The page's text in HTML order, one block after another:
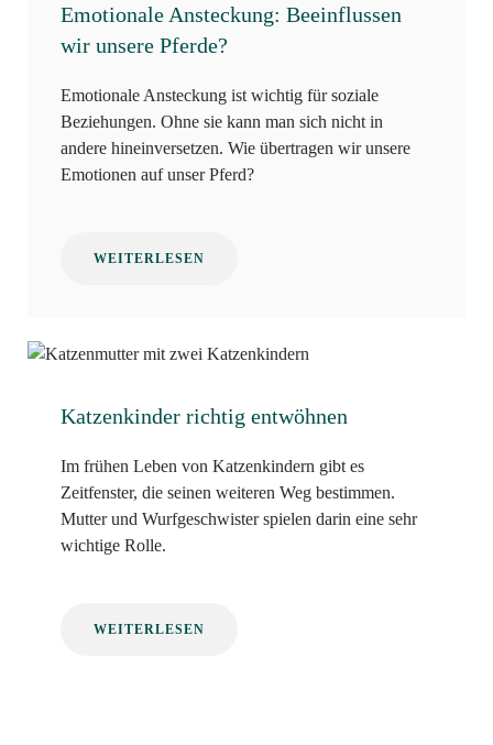
Emotionale Ansteckung: Beeinflussen
wir unsere Pferde?
Emotionale Ansteckung ist wichtig für soziale
Beziehungen. Ohne sie kann man sich nicht in
andere hineinversetzen. Wie übertragen wir unsere
Emotionen auf unser Pferd?
WEITERLESEN
Katzenkinder richtig entwöhnen
Im frühen Leben von Katzenkindern gibt es
Zeitfenster, die seinen weiteren Weg bestimmen.
Mutter und Wurfgeschwister spielen darin eine sehr
wichtige Rolle.
WEITERLESEN